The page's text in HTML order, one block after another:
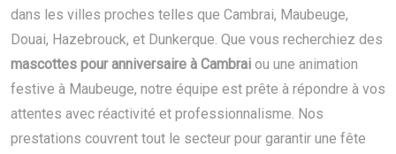
dans les villes proches telles que Cambrai, Maubeuge,
Douai, Hazebrouck, et Dunkerque. Que vous recherchiez des
mascottes pour anniversaire à Cambrai ou une animation
festive à Maubeuge, notre équipe est prête à répondre à vos
attentes avec réactivité et professionnalisme. Nos
prestations couvrent tout le secteur pour garantir une fête